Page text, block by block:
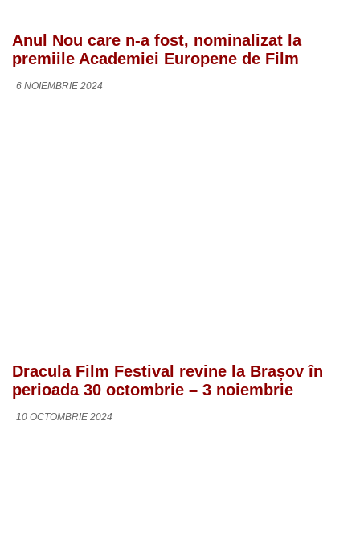
Anul Nou care n-a fost, nominalizat la
premiile Academiei Europene de Film
6 NOIEMBRIE 2024
Dracula Film Festival revine la Brașov în
perioada 30 octombrie – 3 noiembrie
10 OCTOMBRIE 2024